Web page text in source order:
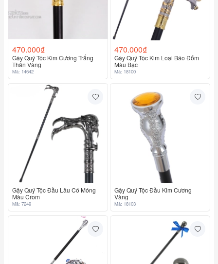
470.000₫
Gậy Quý Tộc Kim Cương Trắng
Thân Vàng
Mã: 14642
470.000₫
Gậy Quý Tộc Kim Loại Báo Đốm
Màu Bạc
Mã: 18100
Gậy Quý Tộc Đầu Lâu Có Móng
Màu Crom
Mã: 7249
Gậy Quý Tộc Đầu Kim Cương
Vàng
Mã: 18103